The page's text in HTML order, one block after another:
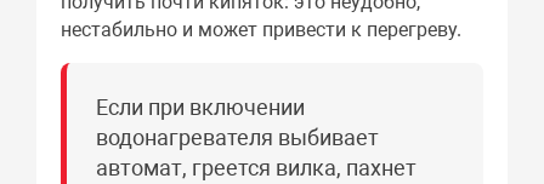
нестабильно и может привести к перегреву.
Если при включении
водонагревателя выбивает
автомат, греется вилка, пахнет